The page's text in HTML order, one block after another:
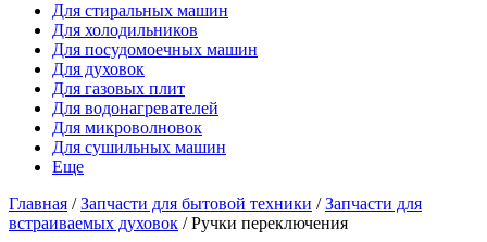
Для стиральных машин
Для холодильников
Для посудомоечных машин
Для духовок
Для газовых плит
Для водонагревателей
Для микроволновок
Для сушильных машин
Еще
Главная /Запчасти для бытовой техники /Запчасти для
встраиваемых духовок / Ручки переключения